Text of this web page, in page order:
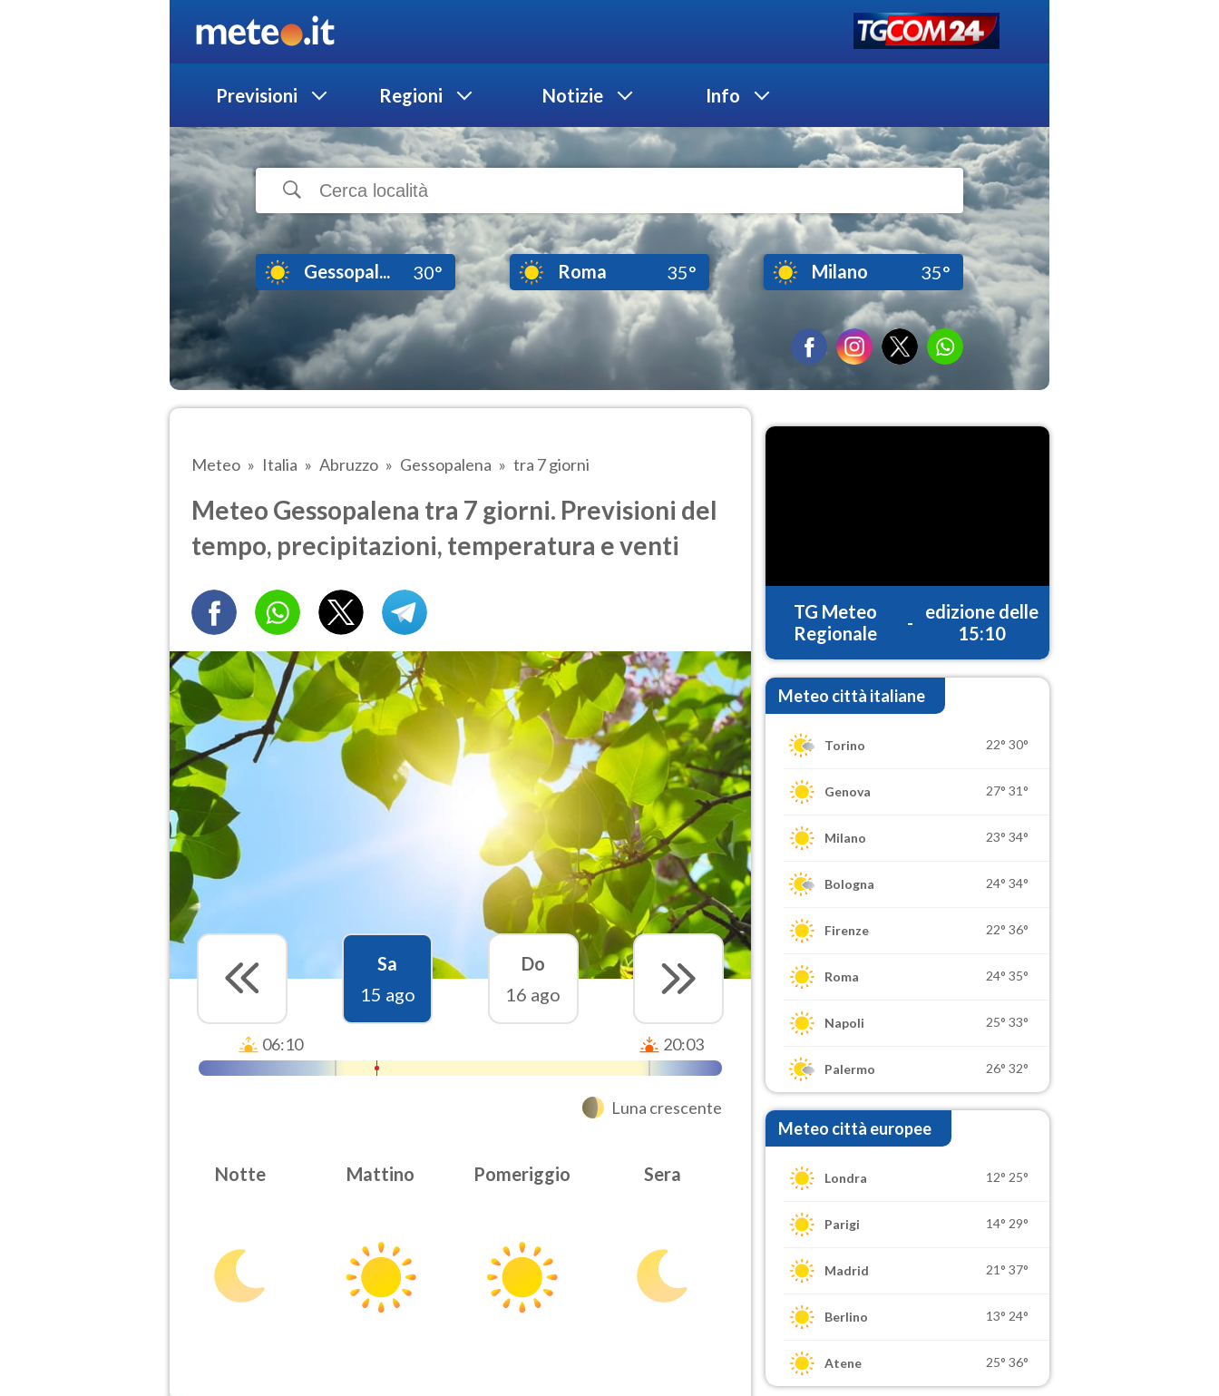
Previsioni Regioni Notizie Info
Gessopal... 30° Roma 35° Milano 35°
Meteo Italia Abruzzo Gessopalena tra 7 giorni
Meteo Gessopalena tra 7 giorni. Previsioni del
tempo, precipitazioni, temperatura e venti
Sa
15 ago
Do
16 ago
06:10 20:03
Luna crescente
Notte Mattino Pomeriggio Sera
TG Meteo
Regionale
-
edizione delle
15:10
Meteo città italiane
Torino 22° 30°
Genova 27° 31°
Milano 23° 34°
Bologna 24° 34°
Firenze 22° 36°
Roma 24° 35°
Napoli 25° 33°
Palermo 26° 32°
Meteo città europee
Londra 12° 25°
Parigi 14° 29°
Madrid 21° 37°
Berlino 13° 24°
Atene 25° 36°